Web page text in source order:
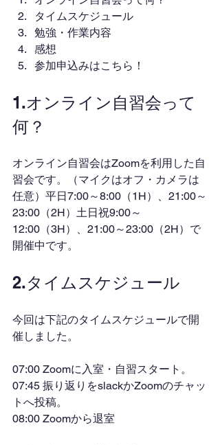
タイムスケジュール
勉強・作業内容
感想
参加申込みはこちら！
1.オンライン自習会って
何？
オンライン自習会はZoomを利用した自
習会です。（マイクはオフ・カメラは
任意）平日7:00～8:00（1H）、21:00～
23:00（2H）土日祝9:00～
12:00（3H）、21:00～23:00（2H）で
開催中です。
2.タイムスケジュール
今回は下記のタイムスケジュールで開
催しました。
07:00 Zoomに入室・自習スタート。
07:45 振り返りをslackかZoomのチャッ
トへ投稿。
08:00 Zoomから退室